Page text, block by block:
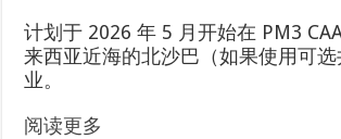
计划于 2026 年 5 月开始在 PM3
来西亚近海的北沙巴（如果使用可
业。
阅读更多